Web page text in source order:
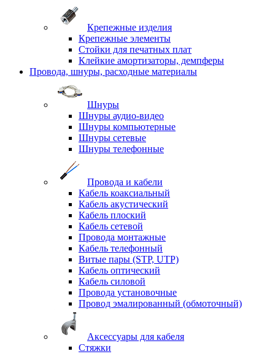
Крепежные изделия
Крепежные элементы
Стойки для печатных плат
Клейкие амортизаторы, демпферы
Провода, шнуры, расходные материалы
Шнуры
Шнуры аудио-видео
Шнуры компьютерные
Шнуры сетевые
Шнуры телефонные
Провода и кабели
Кабель коаксиальный
Кабель акустический
Кабель плоский
Кабель сетевой
Провода монтажные
Кабель телефонный
Витые пары (STP, UTP)
Кабель оптический
Кабель силовой
Провода установочные
Провод эмалированный (обмоточный)
Аксессуары для кабеля
Стяжки